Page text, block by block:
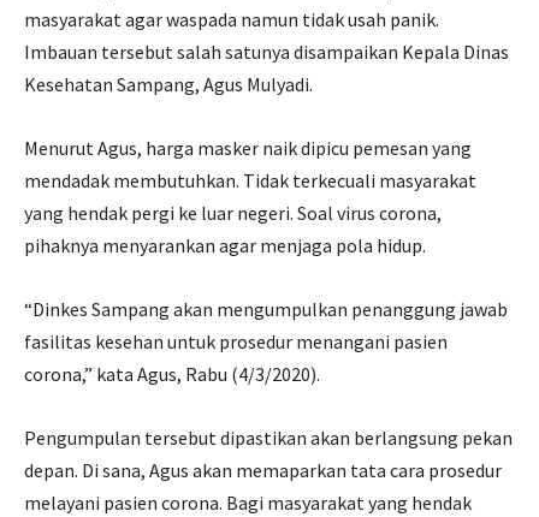
masyarakat agar waspada namun tidak usah panik.
Imbauan tersebut salah satunya disampaikan Kepala Dinas
Kesehatan Sampang, Agus Mulyadi.
Menurut Agus, harga masker naik dipicu pemesan yang
mendadak membutuhkan. Tidak terkecuali masyarakat
yang hendak pergi ke luar negeri. Soal virus corona,
pihaknya menyarankan agar menjaga pola hidup.
“Dinkes Sampang akan mengumpulkan penanggung jawab
fasilitas kesehan untuk prosedur menangani pasien
corona,” kata Agus, Rabu (4/3/2020).
Pengumpulan tersebut dipastikan akan berlangsung pekan
depan. Di sana, Agus akan memaparkan tata cara prosedur
melayani pasien corona. Bagi masyarakat yang hendak